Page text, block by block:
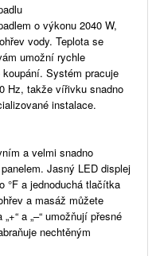
o výkonu 2040 W,
vody. Teplota se
umožní rychle
Systém pracuje
Hz, takže vířivku snadno
instalace.
a velmi snadno
Jasný LED displej
°F a jednoduchá tlačítka
a masáž můžete
a „–“ umožňují přesné
nechtěným